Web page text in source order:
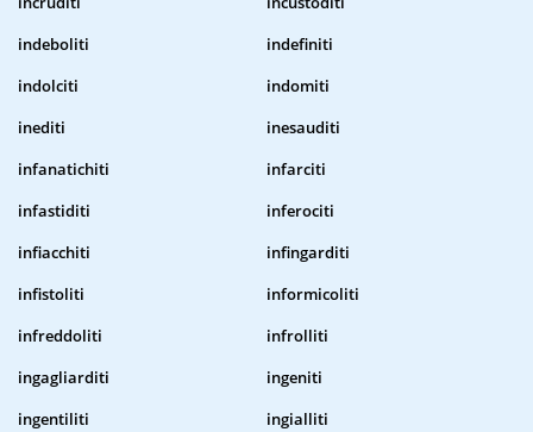
indeboliti
indefiniti
indolciti
indomiti
inediti
inesauditi
infanatichiti
infarciti
infastiditi
inferociti
infiacchiti
infingarditi
infistoliti
informicoliti
infreddoliti
infrolliti
ingagliarditi
ingeniti
ingentiliti
ingialliti